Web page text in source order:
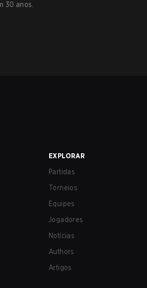
30 anos.
EXPLORAR
Partidas
Torneios
Equipes
Jogadores
Notícias
Authors
Artigos